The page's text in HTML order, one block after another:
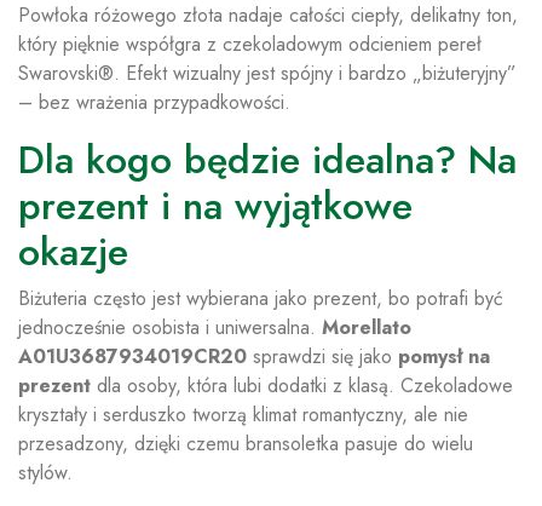
Powłoka różowego złota nadaje całości ciepły, delikatny ton,
który pięknie współgra z czekoladowym odcieniem pereł
Swarovski®. Efekt wizualny jest spójny i bardzo „biżuteryjny”
– bez wrażenia przypadkowości.
Dla kogo będzie idealna? Na
prezent i na wyjątkowe
okazje
Biżuteria często jest wybierana jako prezent, bo potrafi być
jednocześnie osobista i uniwersalna. Morellato
A01U3687934019CR20 sprawdzi się jako pomysł na
prezent dla osoby, która lubi dodatki z klasą. Czekoladowe
kryształy i serduszko tworzą klimat romantyczny, ale nie
przesadzony, dzięki czemu bransoletka pasuje do wielu
stylów.